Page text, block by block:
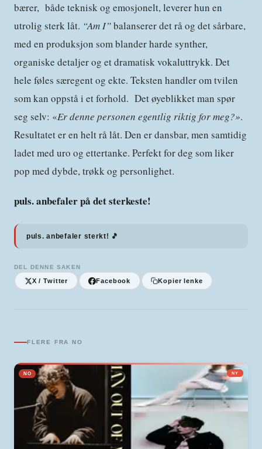
bærer, både teknisk og emosjonelt, leverer hun en
utrolig sterk låt. “Am I”balanserer det rå og det sårbare,
med en produksjon som blander harde synther,
organiske detaljer og et dramatisk vokaluttrykk. Det
hele føles særegent og ekte. Teksten handler om tvilen
som kan oppstå i et forhold. Det øyeblikket man spør
seg selv: «Er denne personen egentlig riktig for meg?».
Resultatet er en helt rå låt. Den er dansbar, men samtidig
ladet med uro og ettertanke. Perfekt for deg som liker
pop med dybde, trøkk og personlighet.
puls. anbefaler på det sterkeste!
puls. anbefaler sterkt! 🎵
DEL DENNE SAKEN
X / Twitter Facebook Kopier lenke
FLERE FRA NO
NO NY